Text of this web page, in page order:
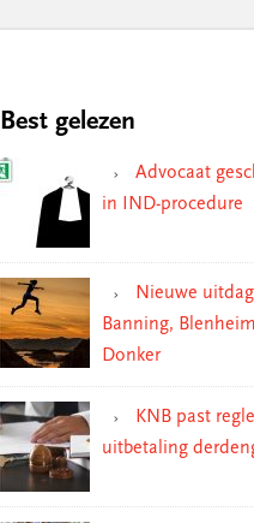
Best gelezen
Advocaat
in IND-procedure
Nieuwe
Banning,
Donker
KNB past
uitbetaling